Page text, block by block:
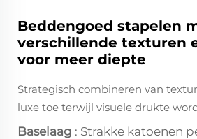
Beddengoed stapelen
verschillende texturen
voor meer diepte
Strategisch combineren van
luxe toe terwijl visuele drukte
Baselaag : Strakke katoenen